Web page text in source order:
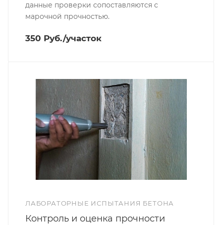
данные проверки сопоставляются с
марочной прочностью.
350 Руб./участок
ЛАБОРАТОРНЫЕ ИСПЫТАНИЯ БЕТОНА
Контроль и оценка прочности